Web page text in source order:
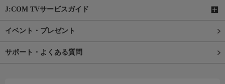
J:COM TVサービスガイド
イベント・プレゼント
サポート・よくある質問